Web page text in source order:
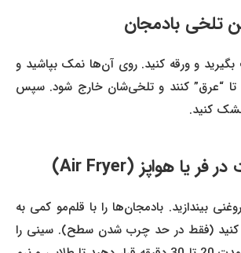
و ورقه کنید. روی آن‌ها نمک بپاشید و
“عرق” کنند و تلخی‌شان خارج شود. سپس
کنید.
بیندازید. بادمجان‌ها را با قلم‌مو کمی به
(فقط در حد چرب شدن سطح). سینی را